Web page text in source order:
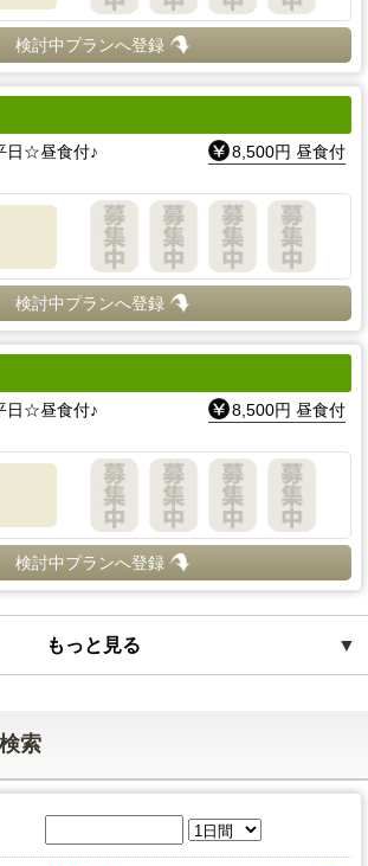
検討中プランへ登録
日☆昼食付♪
8,500円 昼食付
検討中プランへ登録
日☆昼食付♪
8,500円 昼食付
検討中プランへ登録
▼
もっと見る
索